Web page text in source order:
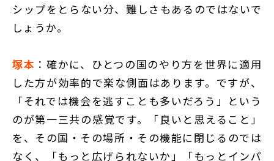
シップをとらない分、難しさもあるのではないで
しょうか。
塚本 ：確かに、ひとつの国のやり方を世界に適用
した方が効率的で楽な側面はあります。ですが、
「それでは機会を逃すことも多いだろう」という
のが第一三共の感覚です。「良いと思えること」
を、その国・その場所・その機能に閉じるのでは
なく、「もっと広げられないか」「もっとインパ